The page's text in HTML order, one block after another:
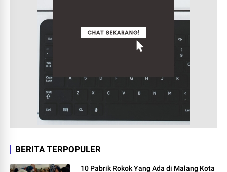
BERITA TERPOPULER
10 Pabrik Rokok Yang Ada di Malang Kota